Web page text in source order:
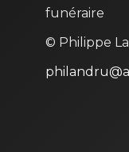
funéraire
© Philippe